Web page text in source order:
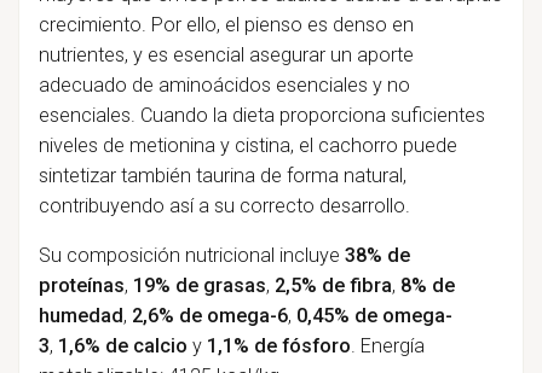
crecimiento. Por ello, el pienso es denso en
nutrientes, y es esencial asegurar un aporte
adecuado de aminoácidos esenciales y no
esenciales. Cuando la dieta proporciona suficientes
niveles de metionina y cistina, el cachorro puede
sintetizar también taurina de forma natural,
contribuyendo así a su correcto desarrollo.
Su composición nutricional incluye 38% de
proteínas, 19% de grasas, 2,5% de fibra, 8% de
humedad, 2,6% de omega-6, 0,45% de omega-
3, 1,6% de calcio y 1,1% de fósforo . Energía